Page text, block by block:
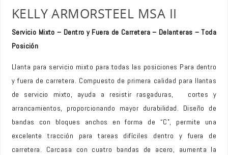
KELLY ARMORSTEEL MSA II
Servicio Mixto – Dentro y Fuera de Carretera – Delanteras – Toda
Posición
Llanta para servicio mixto para todas las posiciones Para dentro
y fuera de carretera. Compuesto de primera calidad para llantas
de servicio mixto, ayuda a resistir rasgaduras, cortes y
arrancamientos, proporcionando mayor durabilidad. Diseño de
bandas con bloques anchos en forma de “C”, permite una
excelente tracción para tareas difíciles dentro y fuera de
carretera. Carcasa con cuatro bandas de acero, aumenta la